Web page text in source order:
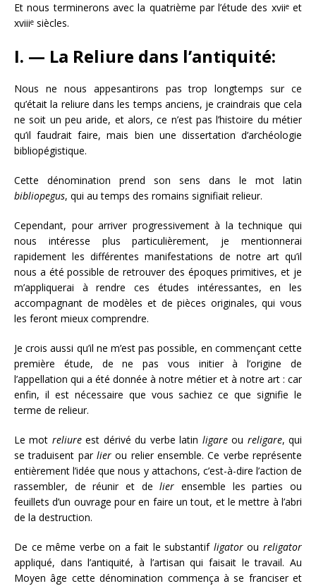
Et nous terminerons avec la quatrième par l’étude des xviieet
xviiie siècles.
I. — La Reliure dans l’antiquité:
Nous ne nous appesantirons pas trop longtemps sur ce
qu’était la reliure dans les temps anciens, je craindrais que cela
ne soit un peu aride, et alors, ce n’est pas l’histoire du métier
qu’il faudrait faire, mais bien une dissertation d’archéologie
bibliopégistique.
Cette dénomination prend son sens dans le mot latin
bibliopegus, qui au temps des romains signifiait relieur.
Cependant, pour arriver progressivement à la technique qui
nous intéresse plus particulièrement, je mentionnerai
rapidement les différentes manifestations de notre art qu’il
nous a été possible de retrouver des époques primitives, et je
m’appliquerai à rendre ces études intéressantes, en les
accompagnant de modèles et de pièces originales, qui vous
les feront mieux comprendre.
Je crois aussi qu’il ne m’est pas possible, en commençant cette
première étude, de ne pas vous initier à l’origine de
l’appellation qui a été donnée à notre métier et à notre art : car
enfin, il est nécessaire que vous sachiez ce que signifie le
terme de relieur.
Le mot reliureest dérivé du verbe latin ligareou religare, qui
se traduisent par lier ou relier ensemble. Ce verbe représente
entièrement l’idée que nous y attachons, c’est-à-dire l’action de
rassembler, de réunir et delier ensemble les parties ou
feuillets d’un ouvrage pour en faire un tout, et le mettre à l’abri
de la destruction.
De ce même verbe on a fait le substantif ligatoroureligator
appliqué, dans l’antiquité, à l’artisan qui faisait le travail. Au
Moyen âge cettedénomination commença à se franciser et